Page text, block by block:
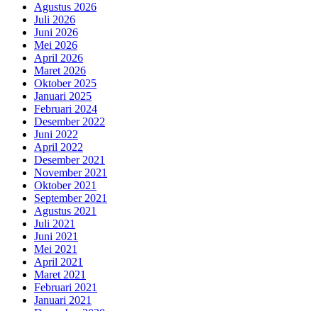
Agustus 2026
Juli 2026
Juni 2026
Mei 2026
April 2026
Maret 2026
Oktober 2025
Januari 2025
Februari 2024
Desember 2022
Juni 2022
April 2022
Desember 2021
November 2021
Oktober 2021
September 2021
Agustus 2021
Juli 2021
Juni 2021
Mei 2021
April 2021
Maret 2021
Februari 2021
Januari 2021